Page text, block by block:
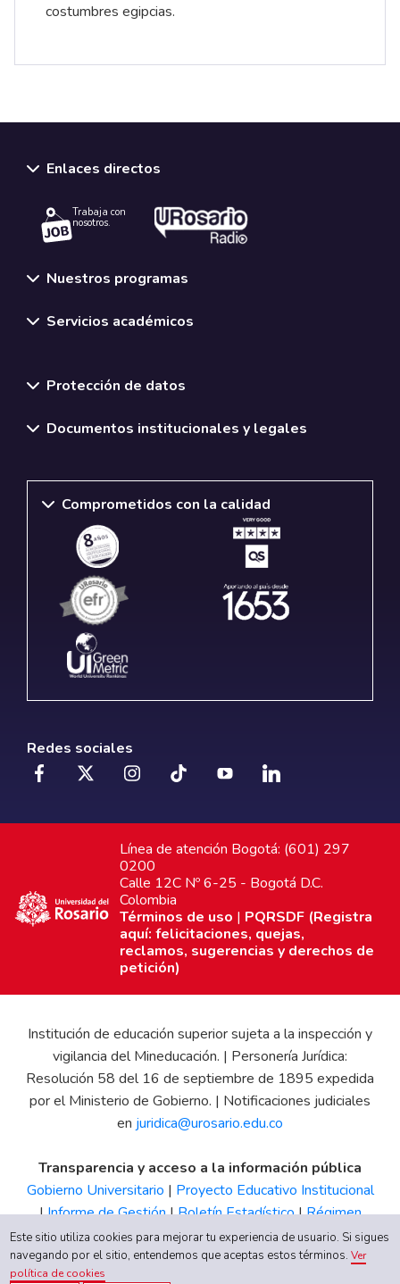
costumbres egipcias.
Enlaces directos
Trabaja con
nosotros.
Nuestros programas
Servicios académicos
Protección de datos
Documentos institucionales y legales
Comprometidos con la calidad
Redes sociales
Línea de atención Bogotá: (601) 297
0200
Calle 12C Nº 6-25 - Bogotá D.C.
Colombia
Términos de uso | PQRSDF (Registra
aquí: felicitaciones, quejas,
reclamos, sugerencias y derechos de
petición)
Institución de educación superior sujeta a la inspección y
vigilancia del Mineducación. | Personería Jurídica:
Resolución 58 del 16 de septiembre de 1895 expedida
por el Ministerio de Gobierno. | Notificaciones judiciales
en juridica@urosario.edu.co
Transparencia y acceso a la información pública
Gobierno Universitario | Proyecto Educativo Institucional
|Informe de Gestión|Boletín Estadístico|Régimen
Tributario|Estados Financieros |Código de Ética| Canal
de Integridad UR
Este sitio utiliza cookies para mejorar tu experiencia de usuario. Si sigues
navegando por el sitio, entendemos que aceptas estos términos.Ver
política de cookies